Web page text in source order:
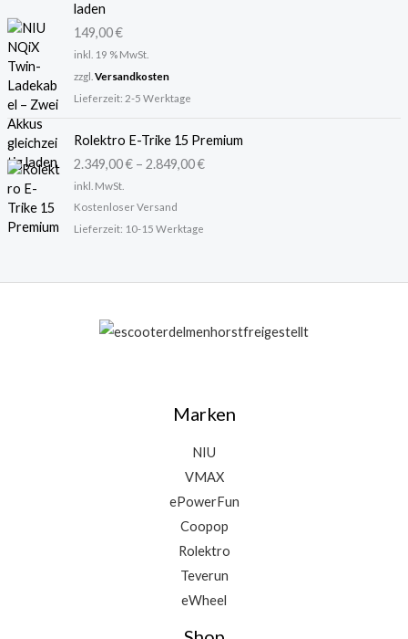
laden
149,00€
inkl. 19 % MwSt.
zzgl. Versandkosten
Lieferzeit: 2-5 Werktage
Rolektro E-Trike 15 Premium
2.349,00€– 2.849,00€
inkl. MwSt.
Kostenloser Versand
Lieferzeit: 10-15 Werktage
Marken
NIU
VMAX
ePowerFun
Coopop
Rolektro
Teverun
eWheel